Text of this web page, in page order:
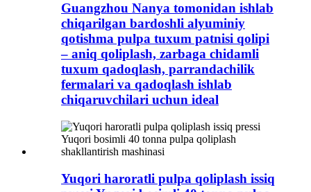
Guangzhou Nanya tomonidan ishlab
chiqarilgan bardoshli alyuminiy
qotishma pulpa tuxum patnisi ​​qolipi
– aniq qoliplash, zarbaga chidamli
tuxum qadoqlash, parrandachilik
fermalari va qadoqlash ishlab
chiqaruvchilari uchun ideal
Yuqori haroratli pulpa qoliplash issiq